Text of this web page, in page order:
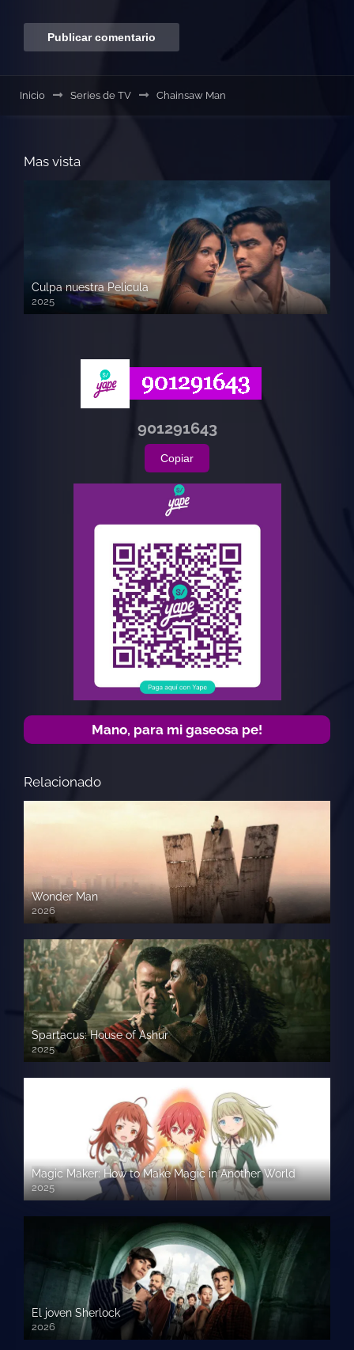
Inicio Series de TV Chainsaw Man
Mas vista
Culpa nuestra Pelicula
2025
720p HD
901291643
Copiar
Mano, para mi gaseosa pe!
Relacionado
Wonder Man
2026
Spartacus: House of Ashur
2025
Magic Maker: How to Make Magic in Another World
2025
El joven Sherlock
2026